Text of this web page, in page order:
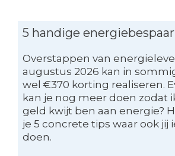
5 handige
Overstappen van
augustus 2026 kan in
wel €370 korting realiseren.
kan je nog meer doen zodat
geld kwijt ben aan energie?
je 5 concrete tips waar ook jij
doen.